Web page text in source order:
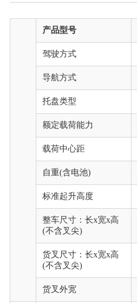
产品型号
驾驶方式
导航方式
托盘类型
额定载荷能力
载荷中心距
自重(含电池)
标准起升高度
整车尺寸：长x宽x高
(不含叉尖)
货叉尺寸：长x宽x高
(不含叉尖)
货叉外宽